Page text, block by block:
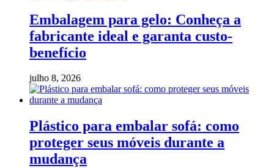
Embalagem para gelo: Conheça a
fabricante ideal e garanta custo-
benefício
julho 8, 2026
Plástico para embalar sofá: como
proteger seus móveis durante a
mudança